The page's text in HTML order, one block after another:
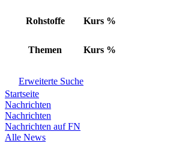
Rohstoffe Kurs %
Themen Kurs %
Erweiterte Suche
Startseite
Nachrichten
Nachrichten
Nachrichten auf FN
Alle News